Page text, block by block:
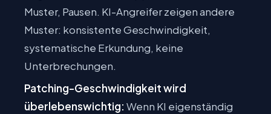
Muster, Pausen. KI-Angreifer zeigen andere
Muster: konsistente Geschwindigkeit,
systematische Erkundung, keine
Unterbrechungen.
Patching-Geschwindigkeit wird
überlebenswichtig: Wenn KI eigenständig